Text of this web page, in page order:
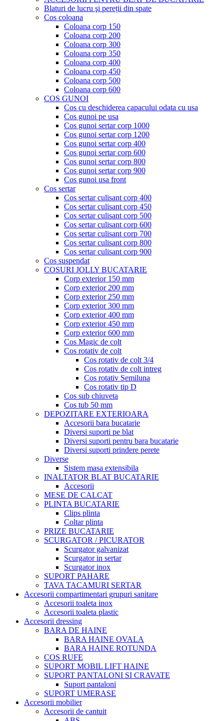
Blaturi de lucru şi pereții din spate
Cos coloana
Coloana corp 150
Coloana corp 200
Coloana corp 300
Coloana corp 350
Coloana corp 400
Coloana corp 450
Coloana corp 500
Coloana corp 600
COS GUNOI
Cos cu deschiderea capacului odata cu usa
Cos gunoi pe usa
Cos gunoi sertar corp 1000
Cos gunoi sertar corp 1200
Cos gunoi sertar corp 400
Cos gunoi sertar corp 600
Cos gunoi sertar corp 800
Cos gunoi sertar corp 900
Cos gunoi usa front
Cos sertar
Cos sertar culisant corp 400
Cos sertar culisant corp 450
Cos sertar culisant corp 500
Cos sertar culisant corp 600
Cos sertar culisant corp 700
Cos sertar culisant corp 800
Cos sertar culisant corp 900
Cos suspendat
COSURI JOLLY BUCATARIE
Corp exterior 150 mm
Corp exterior 200 mm
Corp exterior 250 mm
Corp exterior 300 mm
Corp exterior 400 mm
Corp exterior 450 mm
Corp exterior 600 mm
Cos Magic de colt
Cos rotativ de colt
Cos rotativ de colt 3/4
Cos rotativ de colt intreg
Cos rotativ Semiluna
Cos rotativ tip D
Cos sub chiuveta
Cos tub 50 mm
DEPOZITARE EXTERIOARA
Accesorii bara bucatarie
Diversi suporti pe blat
Diversi suporti pentru bara bucatarie
Diversi suporti prindere perete
Diverse
Sistem masa extensibila
INALTATOR BLAT BUCATARIE
Accesorii
MESE DE CALCAT
PLINTA BUCATARIE
Clips plinta
Coltar plinta
PRIZE BUCATARIE
SCURGATOR / PICURATOR
Scurgator galvanizat
Scurgator in sertar
Scurgator inox
SUPORT PAHARE
TAVA TACAMURI SERTAR
Accesorii compartimentari grupuri sanitare
Accesorii toaleta inox
Accesorii toaleta plastic
Accesorii dressing
BARA DE HAINE
BARA HAINE OVALA
BARA HAINE ROTUNDA
COS RUFE
SUPORT MOBIL LIFT HAINE
SUPORT PANTALONI SI CRAVATE
Suport pantaloni
SUPORT UMERASE
Accesorii mobilier
Accesorii de cantuit